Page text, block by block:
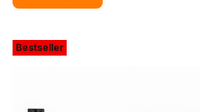
Bestseller